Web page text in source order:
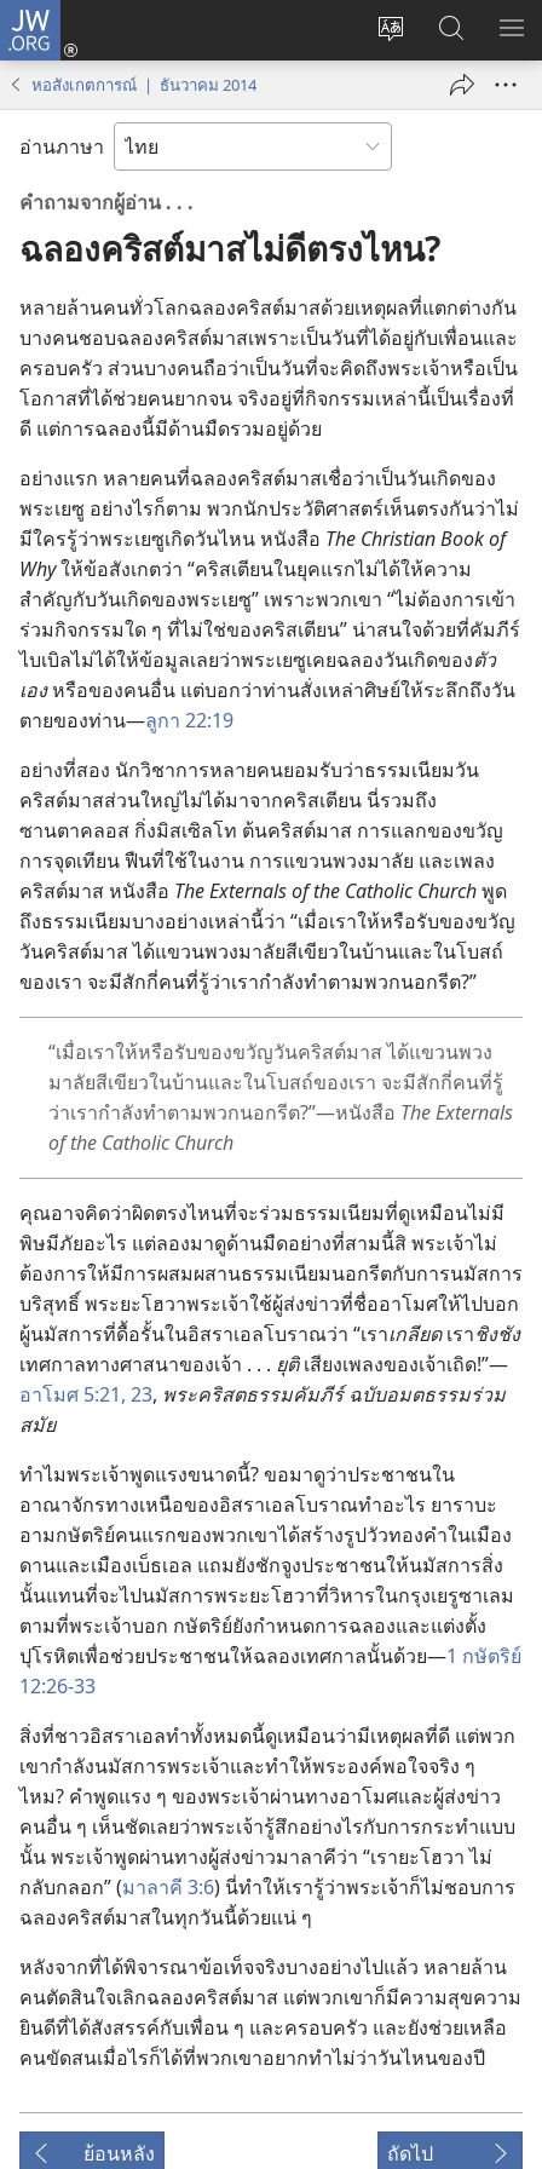
JW.ORG
เปลี่ยน
เข้า
(เปิด
ใหม่)
ค้นหา
ใน
JW.ORG
แส
หอสังเกตการณ์ | ธันวาคม 2014
อ่านภาษา
คำถามจากผู้อ่าน . . .
ฉลองคริสต์มาสไม่ดีตรงไหน?
หลายล้านคนทั่วโลกฉลองคริสต์มาสด้วยเหตุผลที่แตกต่างกัน
บางคนชอบฉลองคริสต์มาสเพราะเป็นวันที่ได้อยู่กับเพื่อนและ
ครอบครัว ส่วนบางคนถือว่าเป็นวันที่จะคิดถึงพระเจ้าหรือเป็น
โอกาสที่ได้ช่วยคนยากจน จริงอยู่ที่กิจกรรมเหล่านี้เป็นเรื่องที่
ดี แต่การฉลองนี้มีด้านมืดรวมอยู่ด้วย
อย่างแรก หลายคนที่ฉลองคริสต์มาสเชื่อว่าเป็นวันเกิดของ
พระเยซู อย่างไรก็ตาม พวกนักประวัติศาสตร์เห็นตรงกันว่าไม่
มีใครรู้ว่าพระเยซูเกิดวันไหน หนังสือ The Christian Book of
Whyให้ข้อสังเกตว่า “คริสเตียนในยุคแรกไม่ได้ให้ความ
สำคัญกับวันเกิดของพระเยซู” เพราะพวกเขา “ไม่ต้องการเข้า
ร่วมกิจกรรมใด ๆ ที่ไม่ใช่ของคริสเตียน” น่าสนใจด้วยที่คัมภีร์
ไบเบิลไม่ได้ให้ข้อมูลเลยว่าพระเยซูเคยฉลองวันเกิดของตัว
เองหรือของคนอื่น แต่บอกว่าท่านสั่งเหล่าศิษย์ให้ระลึกถึงวัน
ตายของท่าน—ลูกา 22:19
อย่างที่สอง นักวิชาการหลายคนยอมรับว่าธรรมเนียมวัน
คริสต์มาสส่วนใหญ่ไม่ได้มาจากคริสเตียน นี่รวมถึง
ซานตาคลอส กิ่งมิสเซิลโท ต้นคริสต์มาส การแลกของขวัญ
การจุดเทียน ฟืนที่ใช้ในงาน การแขวนพวงมาลัย และเพลง
คริสต์มาส หนังสือ The Externals of the Catholic Churchพูด
ถึงธรรมเนียมบางอย่างเหล่านี้ว่า “เมื่อเราให้หรือรับของขวัญ
วันคริสต์มาส ได้แขวนพวงมาลัยสีเขียวในบ้านและในโบสถ์
ของเรา จะมีสักกี่คนที่รู้ว่าเรากำลังทำตามพวกนอกรีต?”
“เมื่อเราให้หรือรับของขวัญวันคริสต์มาส ได้แขวนพวง
มาลัยสีเขียวในบ้านและในโบสถ์ของเรา จะมีสักกี่คนที่รู้
ว่าเรากำลังทำตามพวกนอกรีต?”—หนังสือ The Externals
of the Catholic Church
คุณอาจคิดว่าผิดตรงไหนที่จะร่วมธรรมเนียมที่ดูเหมือนไม่มี
พิษมีภัยอะไร แต่ลองมาดูด้านมืดอย่างที่สามนี้สิ พระเจ้าไม่
ต้องการให้มีการผสมผสานธรรมเนียมนอกรีตกับการนมัสการ
บริสุทธิ์ พระยะโฮวาพระเจ้าใช้ผู้ส่งข่าวที่ชื่ออาโมศให้ไปบอก
ผู้นมัสการที่ดื้อรั้นในอิสราเอลโบราณว่า “เราเกลียดเราชิงชัง
เทศกาลทางศาสนาของเจ้า . . . ยุติเสียงเพลงของเจ้าเถิด!”—
อาโมศ 5:21, 23, พระคริสตธรรมคัมภีร์ ฉบับอมตธรรมร่วม
สมัย
ทำไมพระเจ้าพูดแรงขนาดนี้? ขอมาดูว่าประชาชนใน
อาณาจักรทางเหนือของอิสราเอลโบราณทำอะไร ยาราบะ
อามกษัตริย์คนแรกของพวกเขาได้สร้างรูปวัวทองคำในเมือง
ดานและเมืองเบ็ธเอล แถมยังชักจูงประชาชนให้นมัสการสิ่ง
นั้นแทนที่จะไปนมัสการพระยะโฮวาที่วิหารในกรุงเยรูซาเลม
ตามที่พระเจ้าบอก กษัตริย์ยังกำหนดการฉลองและแต่งตั้ง
ปุโรหิตเพื่อช่วยประชาชนให้ฉลองเทศกาลนั้นด้วย—1 กษัตริย์
12:26-33
สิ่งที่ชาวอิสราเอลทำทั้งหมดนี้ดูเหมือนว่ามีเหตุผลที่ดี แต่พวก
เขากำลังนมัสการพระเจ้าและทำให้พระองค์พอใจจริง ๆ
ไหม? คำพูดแรง ๆ ของพระเจ้าผ่านทางอาโมศและผู้ส่งข่าว
คนอื่น ๆ เห็นชัดเลยว่าพระเจ้ารู้สึกอย่างไรกับการกระทำแบบ
นั้น พระเจ้าพูดผ่านทางผู้ส่งข่าวมาลาคีว่า “เรายะโฮวา ไม่
กลับกลอก” (มาลาคี 3:6) นี่ทำให้เรารู้ว่าพระเจ้าก็ไม่ชอบการ
ฉลองคริสต์มาสในทุกวันนี้ด้วยแน่ ๆ
หลังจากที่ได้พิจารณาข้อเท็จจริงบางอย่างไปแล้ว หลายล้าน
คนตัดสินใจเลิกฉลองคริสต์มาส แต่พวกเขาก็มีความสุขความ
ยินดีที่ได้สังสรรค์กับเพื่อน ๆ และครอบครัว และยังช่วยเหลือ
คนขัดสนเมื่อไรก็ได้ที่พวกเขาอยากทำไม่ว่าวันไหนของปี
ย้อนหลัง ถัดไป